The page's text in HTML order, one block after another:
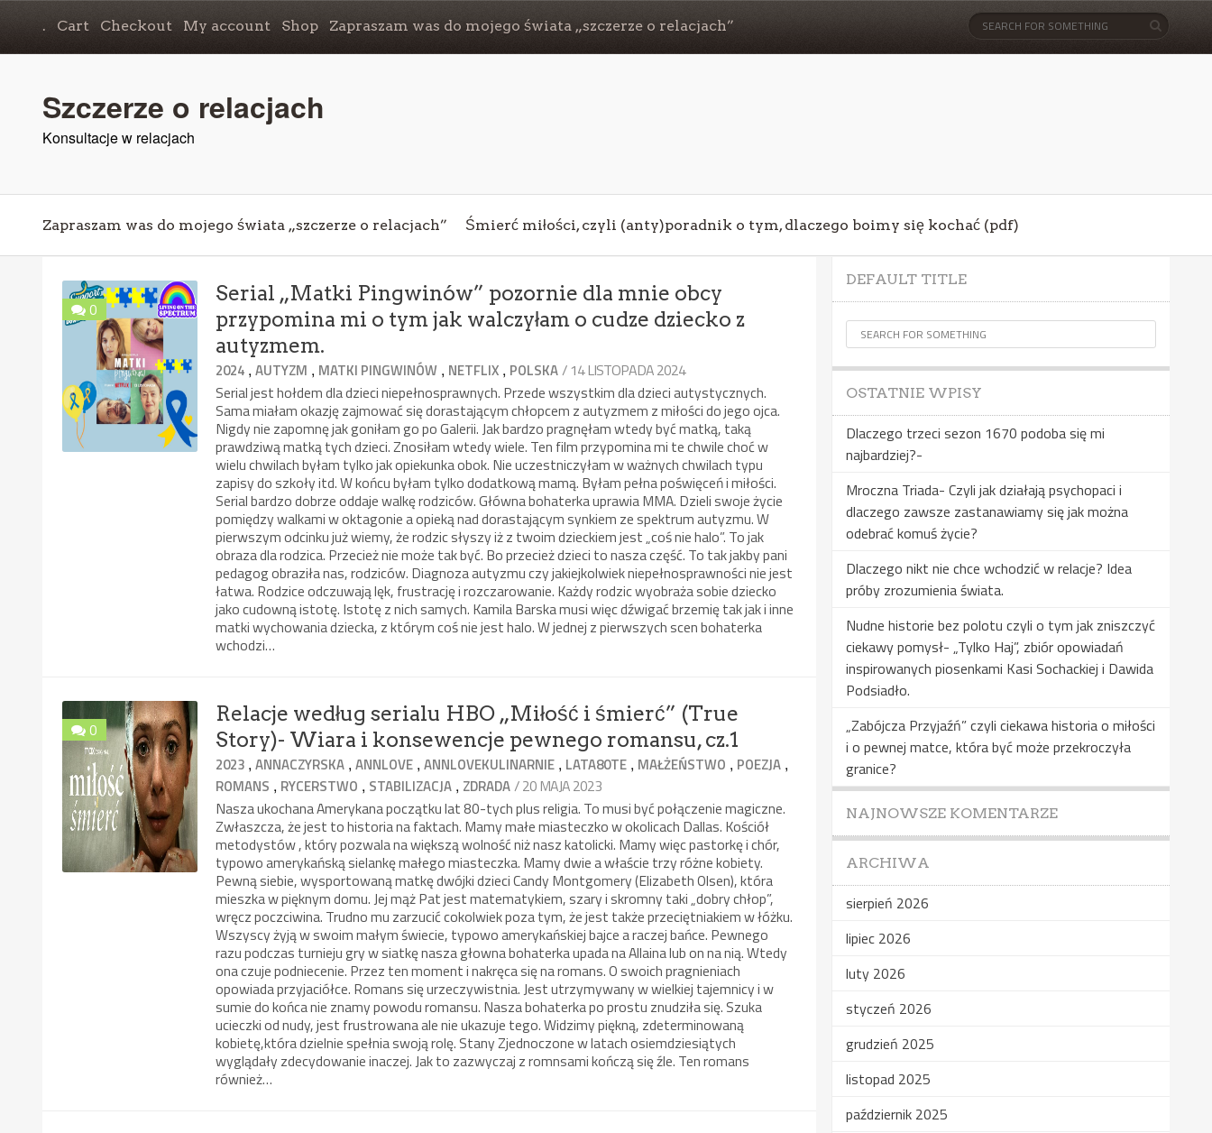
. Cart Checkout My account Shop Zapraszam was do mojego świata „szczerze o relacjach”
Szczerze o relacjach
Konsultacje w relacjach
Zapraszam was do mojego świata „szczerze o relacjach” Śmierć miłości, czyli (anty)poradnik o tym, dlaczego boimy się kochać (pdf)
0
Serial „Matki Pingwinów” pozornie dla mnie obcy
przypomina mi o tym jak walczyłam o cudze dziecko z
autyzmem.
2024 ,AUTYZM , MATKI PINGWINÓW , NETFLIX , POLSKA/ 14 LISTOPADA 2024
Serial jest hołdem dla dzieci niepełnosprawnych. Przede wszystkim dla dzieci autystycznych.
Sama miałam okazję zajmować się dorastającym chłopcem z autyzmem z miłości do jego ojca.
Nigdy nie zapomnę jak goniłam go po Galerii. Jak bardzo pragnęłam wtedy być matką, taką
prawdziwą matką tych dzieci. Znosiłam wtedy wiele. Ten film przypomina mi te chwile choć w
wielu chwilach byłam tylko jak opiekunka obok. Nie uczestniczyłam w ważnych chwilach typu
zapisy do szkoły itd. W końcu byłam tylko dodatkową mamą. Byłam pełna poświęceń i miłości.
Serial bardzo dobrze oddaje walkę rodziców. Główna bohaterka uprawia MMA. Dzieli swoje życie
pomiędzy walkami w oktagonie a opieką nad dorastającym synkiem ze spektrum autyzmu. W
pierwszym odcinku już wiemy, że rodzic słyszy iż z twoim dzieckiem jest „coś nie halo”. To jak
obraza dla rodzica. Przecież nie może tak być. Bo przecież dzieci to nasza część. To tak jakby pani
pedagog obraziła nas, rodziców. Diagnoza autyzmu czy jakiejkolwiek niepełnosprawności nie jest
łatwa. Rodzice odczuwają lęk, frustrację i rozczarowanie. Każdy rodzic wyobraża sobie dziecko
jako cudowną istotę. Istotę z nich samych. Kamila Barska musi więc dźwigać brzemię tak jak i inne
matki wychowania dziecka, z którym coś nie jest halo. W jednej z pierwszych scen bohaterka
wchodzi…
0
Relacje według serialu HBO „Miłość i śmierć” (True
Story)- Wiara i konsewencje pewnego romansu, cz.1
2023 ,ANNACZYRSKA ,ANNLOVE ,ANNLOVEKULINARNIE , LATA80TE , MAŁŻEŃSTWO , POEZJA ,
ROMANS , RYCERSTWO , STABILIZACJA , ZDRADA/ 20 MAJA 2023
Nasza ukochana Amerykana początku lat 80-tych plus religia. To musi być połączenie magiczne.
Zwłaszcza, że jest to historia na faktach. Mamy małe miasteczko w okolicach Dallas. Kościół
metodystów , który pozwala na większą wolność niż nasz katolicki. Mamy więc pastorkę i chór,
typowo amerykańską sielankę małego miasteczka. Mamy dwie a właście trzy różne kobiety.
Pewną siebie, wysportowaną matkę dwójki dzieci Candy Montgomery (Elizabeth Olsen), która
mieszka w pięknym domu. Jej mąż Pat jest matematykiem, szary i skromny taki „dobry chłop”,
wręcz poczciwina. Trudno mu zarzucić cokolwiek poza tym, że jest także przeciętniakiem w łóżku.
Wszyscy żyją w swoim małym świecie, typowo amerykańskiej bajce a raczej bańce. Pewnego
razu podczas turnieju gry w siatkę nasza głowna bohaterka upada na Allaina lub on na nią. Wtedy
ona czuje podniecenie. Przez ten moment i nakręca się na romans. O swoich pragnieniach
opowiada przyjaciółce. Romans się urzeczywistnia. Jest utrzymywany w wielkiej tajemnicy i w
sumie do końca nie znamy powodu romansu. Nasza bohaterka po prostu znudziła się. Szuka
ucieczki od nudy, jest frustrowana ale nie ukazuje tego. Widzimy piękną, zdeterminowaną
kobietę,która dzielnie spełnia swoją rolę. Stany Zjednoczone w latach osiemdziesiątych
wyglądały zdecydowanie inaczej. Jak to zazwyczaj z romnsami kończą się źle. Ten romans
również…
DEFAULT TITLE
OSTATNIE WPISY
Dlaczego trzeci sezon 1670 podoba się mi
najbardziej?-
Mroczna Triada- Czyli jak działają psychopaci i
dlaczego zawsze zastanawiamy się jak można
odebrać komuś życie?
Dlaczego nikt nie chce wchodzić w relacje? Idea
próby zrozumienia świata.
Nudne historie bez polotu czyli o tym jak zniszczyć
ciekawy pomysł- „Tylko Haj”, zbiór opowiadań
inspirowanych piosenkami Kasi Sochackiej i Dawida
Podsiadło.
„Zabójcza Przyjaźń” czyli ciekawa historia o miłości
i o pewnej matce, która być może przekroczyła
granice?
NAJNOWSZE KOMENTARZE
ARCHIWA
sierpień 2026
lipiec 2026
luty 2026
styczeń 2026
grudzień 2025
listopad 2025
październik 2025